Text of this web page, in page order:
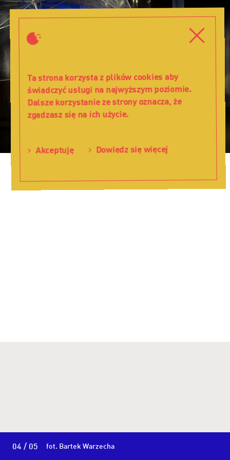
Ta strona korzysta z plików cookies aby
świadczyć usługi na najwyższym poziomie.
Dalsze korzystanie ze strony oznacza, że
zgadzasz się na ich użycie.
Akceptuję Dowiedz się więcej
Na
Arce
o
Teatr
Lalka
04 / 05 fot. Bartek Warzecha
Zamknij